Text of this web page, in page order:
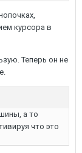
курсора в
Теперь он не
а то
что это